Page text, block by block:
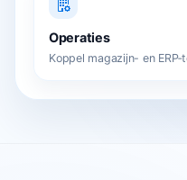
Operaties
Koppel magazijn- en